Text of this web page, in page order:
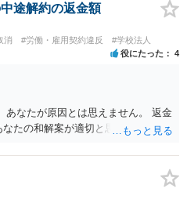
途解約の返金額
消 #労働・雇用契約違反 #学校法人
役にたった 4
あなたが原因とは思えません。 返金
たの和解案が適切と思います。